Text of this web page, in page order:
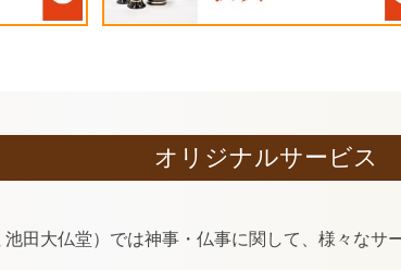
オリジナルサービス
田大仏堂）では神事・仏事に関して、様々なサ